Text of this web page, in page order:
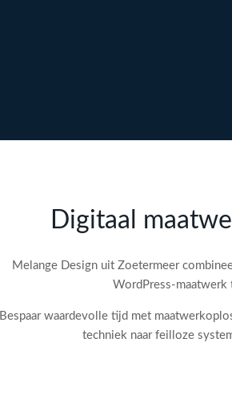
Digitaal
Melange Design uit Zoetermeer
WordPress-maatwerk
Bespaar waardevolle tijd met
techniek naar feilloze